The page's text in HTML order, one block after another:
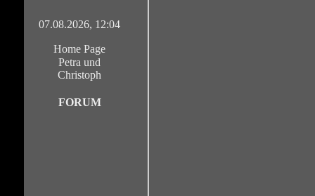
07.08.2026, 12:04
Home Page
Petra und
Christoph
FORUM